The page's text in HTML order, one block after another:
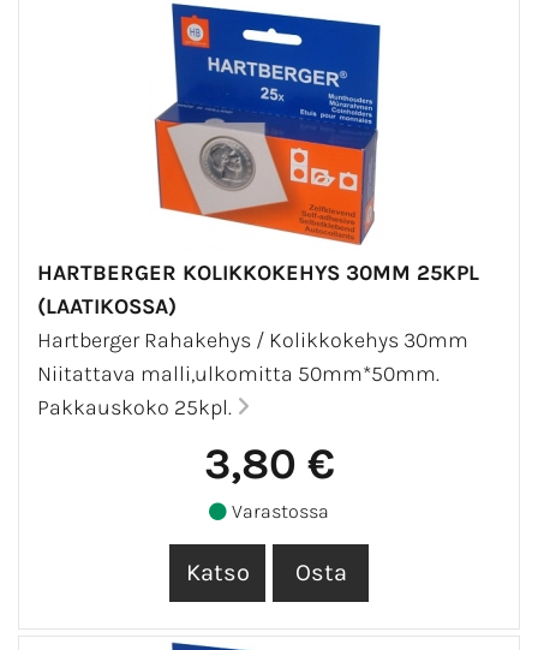
HARTBERGER KOLIKKOKEHYS 30MM 25KPL
(LAATIKOSSA)
Hartberger Rahakehys / Kolikkokehys 30mm
Niitattava malli,ulkomitta 50mm*50mm.
Pakkauskoko 25kpl.
3,80 €
Varastossa